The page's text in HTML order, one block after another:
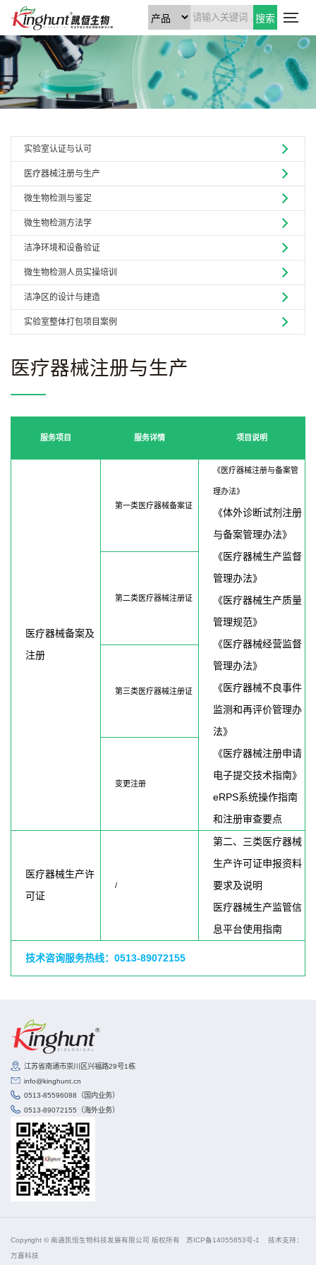
搜索
实验室认证与认可
医疗器械注册与生产
微生物检测与鉴定
微生物检测方法学
洁净环境和设备验证
微生物检测人员实操培训
洁净区的设计与建造
实验室整体打包项目案例
医疗器械注册与生产
服务项目 服务详情 项目说明
医疗器械备案及
注册
第一类医疗器械备案证
《医疗器械注册与备案管
理办法》
《体外诊断试剂注册
与备案管理办法》
《医疗器械生产监督
管理办法》
《医疗器械生产质量
管理规范》
《医疗器械经营监督
管理办法》
《医疗器械不良事件
监测和再评价管理办
法》
《医疗器械注册申请
电子提交技术指南》
eRPS系统操作指南
和注册审查要点
第二类医疗器械注册证
第三类医疗器械注册证
变更注册
医疗器械生产许
可证
/
第二、三类医疗器械
生产许可证申报资料
要求及说明
医疗器械生产监管信
息平台使用指南
技术咨询服务热线：0513-89072155
江苏省南通市崇川区兴福路29号1栋
info@kinghunt.cn
0513-85596088（国内业务）
0513-89072155（海外业务）
Copyright © 南通凯恒生物科技发展有限公司 版权所有 苏ICP备14055853号-1
技术支持：
万嘉科技